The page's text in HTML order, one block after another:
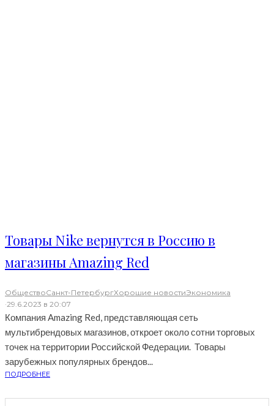
Товары Nike вернутся в Россию в
магазины Amazing Red
ОбществоСанкт-ПетербургХорошие новостиЭкономика
·29.6.2023 в 20:07
Компания Amazing Red, представляющая сеть
мультибрендовых магазинов, откроет около сотни торговых
точек на территории Российской Федерации. Товары
зарубежных популярных брендов...
ПОДРОБНЕЕ